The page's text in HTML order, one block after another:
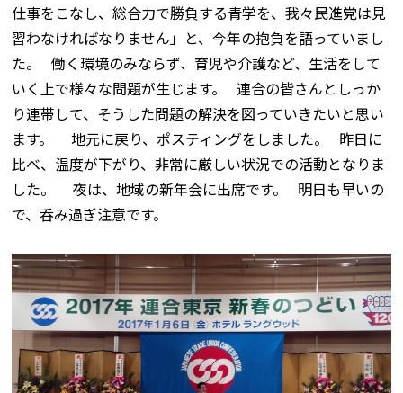
仕事をこなし、総合力で勝負する青学を、我々民進党は見
習わなければなりません」と、今年の抱負を語っていまし
た。 働く環境のみならず、育児や介護など、生活をして
いく上で様々な問題が生じます。 連合の皆さんとしっか
り連帯して、そうした問題の解決を図っていきたいと思い
ます。 地元に戻り、ポスティングをしました。 昨日に
比べ、温度が下がり、非常に厳しい状況での活動となりま
した。 夜は、地域の新年会に出席です。 明日も早いの
で、呑み過ぎ注意です。